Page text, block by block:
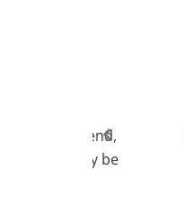
with a friend,
will certainly be